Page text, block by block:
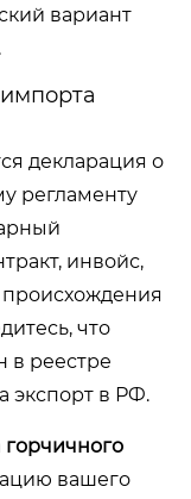
вариант
декларация о
регламенту
инвойс,
что
в реестре
экспорт в РФ.
горчичного
вашего